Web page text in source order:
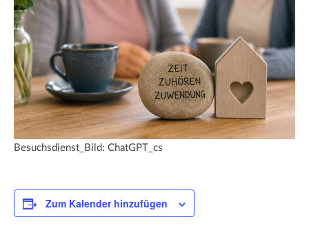
Besuchsdienst_Bild: ChatGPT_cs
Zum Kalender hinzufügen